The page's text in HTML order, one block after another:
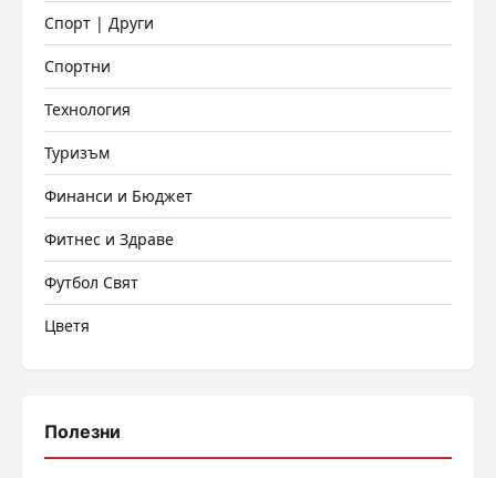
Спорт | Други
Спортни
Технология
Туризъм
Финанси и Бюджет
Фитнес и Здраве
Футбол Свят
Цветя
Полезни